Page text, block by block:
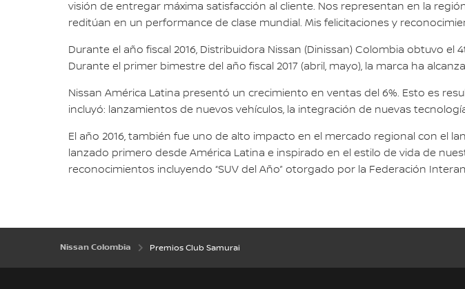
visión de entregar máxima satisfacción al cliente. Nos representan en la
reditúan en un performance de clase mundial. Mis felicitaciones y
Durante el año fiscal 2016, Distribuidora Nissan (Dinissan) Colombia obtuvo
Durante el primer bimestre del año fiscal 2017 (abril, mayo), la marca ha
Nissan América Latina presentó un crecimiento en ventas del 6%. Esto es
incluyó: lanzamientos de nuevos vehículos, la integración de nuevas
El año 2016, también fue uno de alto impacto en el mercado regional con el
lanzado primero desde América Latina e inspirado en el estilo de vida de
reconocimientos incluyendo “SUV del Año” otorgado por la Federación
Nissan Colombia Premios Club Samurai